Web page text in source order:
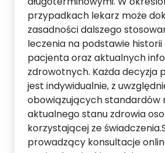
przypadkach lekarz może
zasadności dalszego
leczenia na podstawie
pacjenta oraz aktualnych
zdrowotnych. Każda decyzja
jest indywidualnie, z
obowiązujących standardów
aktualnego stanu zdrowia
korzystającej ze
prowadzący konsultacje